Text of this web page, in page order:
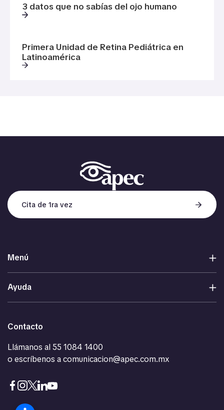
3 datos que no sabías del ojo humano
Primera Unidad de Retina Pediátrica en
Latinoamérica
Cita de 1ra vez
Menú
Ayuda
Contacto
Llámanos al55 1084 1400
o escríbenos acomunicacion@apec.com.mx